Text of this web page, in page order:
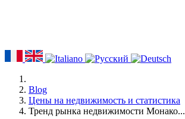
Blog
Цены на недвижимость и статистика
Тренд рынка недвижимости Монако...